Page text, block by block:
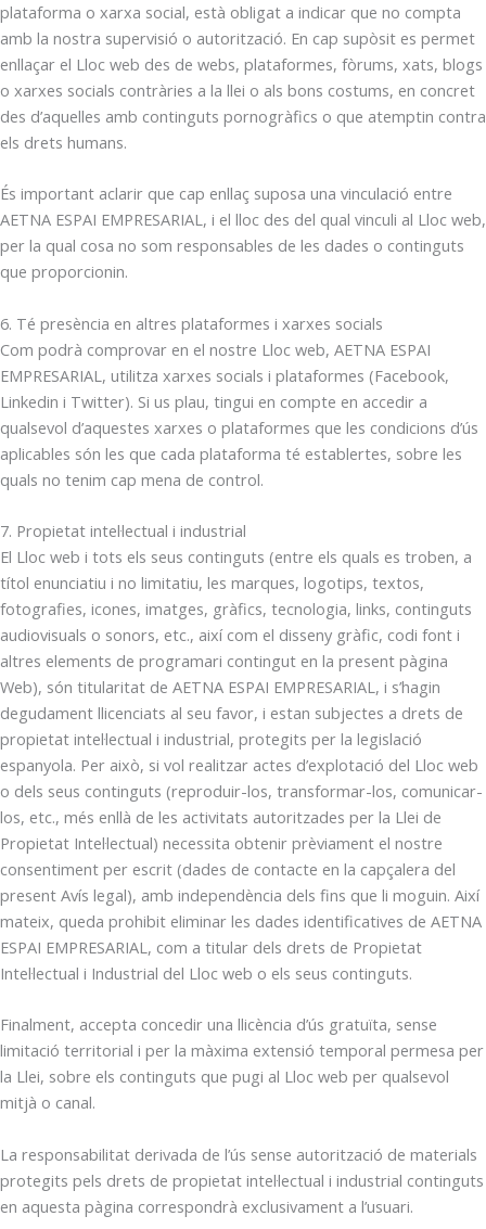
plataforma o xarxa social, està obligat a indicar que no compta
amb la nostra supervisió o autorització. En cap supòsit es permet
enllaçar el Lloc web des de webs, plataformes, fòrums, xats, blogs
o xarxes socials contràries a la llei o als bons costums, en concret
des d’aquelles amb continguts pornogràfics o que atemptin contra
els drets humans.
És important aclarir que cap enllaç suposa una vinculació entre
AETNA ESPAI EMPRESARIAL, i el lloc des del qual vinculi al Lloc web,
per la qual cosa no som responsables de les dades o continguts
que proporcionin.
6. Té presència en altres plataformes i xarxes socials
Com podrà comprovar en el nostre Lloc web, AETNA ESPAI
EMPRESARIAL, utilitza xarxes socials i plataformes (Facebook,
Linkedin i Twitter). Si us plau, tingui en compte en accedir a
qualsevol d’aquestes xarxes o plataformes que les condicions d’ús
aplicables són les que cada plataforma té establertes, sobre les
quals no tenim cap mena de control.
7. Propietat intel·lectual i industrial
El Lloc web i tots els seus continguts (entre els quals es troben, a
títol enunciatiu i no limitatiu, les marques, logotips, textos,
fotografies, icones, imatges, gràfics, tecnologia, links, continguts
audiovisuals o sonors, etc., així com el disseny gràfic, codi font i
altres elements de programari contingut en la present pàgina
Web), són titularitat de AETNA ESPAI EMPRESARIAL, i s’hagin
degudament llicenciats al seu favor, i estan subjectes a drets de
propietat intel·lectual i industrial, protegits per la legislació
espanyola. Per això, si vol realitzar actes d’explotació del Lloc web
o dels seus continguts (reproduir-los, transformar-los, comunicar-
los, etc., més enllà de les activitats autoritzades per la Llei de
Propietat Intel·lectual) necessita obtenir prèviament el nostre
consentiment per escrit (dades de contacte en la capçalera del
present Avís legal), amb independència dels fins que li moguin. Així
mateix, queda prohibit eliminar les dades identificatives de AETNA
ESPAI EMPRESARIAL, com a titular dels drets de Propietat
Intel·lectual i Industrial del Lloc web o els seus continguts.
Finalment, accepta concedir una llicència d’ús gratuïta, sense
limitació territorial i per la màxima extensió temporal permesa per
la Llei, sobre els continguts que pugi al Lloc web per qualsevol
mitjà o canal.
La responsabilitat derivada de l’ús sense autorització de materials
protegits pels drets de propietat intel·lectual i industrial continguts
en aquesta pàgina correspondrà exclusivament a l’usuari.